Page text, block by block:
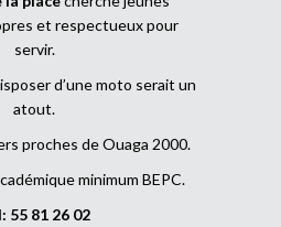
et respectueux pour
servir.
d’une moto serait un
atout.
proches de Ouaga 2000.
minimum BEPC.
55 81 26 02